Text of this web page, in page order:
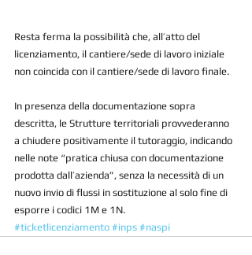
Resta ferma la possibilità che, all’atto del
licenziamento, il cantiere/sede di lavoro iniziale
non coincida con il cantiere/sede di lavoro finale.
In presenza della documentazione sopra
descritta, le Strutture territoriali provvederanno
a chiudere positivamente il tutoraggio, indicando
nelle note “pratica chiusa con documentazione
prodotta dall’azienda”, senza la necessità di un
nuovo invio di flussi in sostituzione al solo fine di
esporre i codici 1M e 1N.
#ticketlicenziamento #inps #naspi